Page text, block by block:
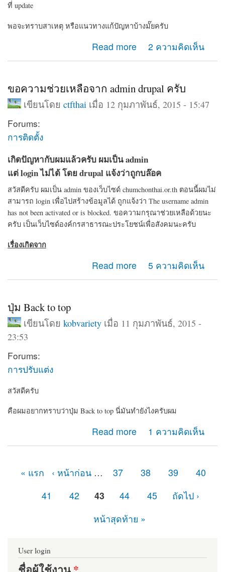
ที่ update
พอจะทราบสาเหตุ หรือแนวทางแก้ปัญหาบ้างมั๊ยครับ
Read more
about สาเหตุการติดตั้ง drupal 7.3 บน host จริงแล้วโหลด
หน้าเว็บได้ช้า
2 ความคิดเห็น
ขอความช่วยเหลือจาก admin drupal ครับ
เขียนโดย ctfthaiเมื่อ 12 กุมภาพันธ์, 2015 - 15:47
Forums:
การติดตั้ง
เกิดปัญหากับผมแล้วครับ ผมเป็น admin
แต่ login ไม่ได้ โดย drupal แจ้งว่าถูกบล๊อค
สวัสดีครับ ผมเป็น admin ของเว็บไซด์ chumchonthai.or.th ตอนนี้ผมไม่
สามารถ login เพื่อไปสร้างข้อมูลได้ ถูกแจ้งว่า The username admin
has not been activated or is blocked. ขอความกรุณาช่วยเหลือด้วยนะ
ครับ เป็นเว็บไซด์องค์กรสาธารณะประโยชน์เพื่อสังคมนะครับ
เรื่องเกิดจาก
Read more
about ขอความช่วยเหลือจาก admin drupal ครับ
5 ความคิดเห็น
ปุ่ม Back to top
เขียนโดย kobvarietyเมื่อ 11 กุมภาพันธ์, 2015 -
23:53
Forums:
การปรับแต่ง
สวัสดีครับ
คือผมอยากทราบว่าปุ่ม Back to top นี่มันทำยังไงครับผม
Read more 1 ความคิดเห็น
« แรก ‹ หน้าก่อน … 37 38 39
40
41
42 43 44 45
ถัดไป ›
หน้าสุดท้าย »
User login